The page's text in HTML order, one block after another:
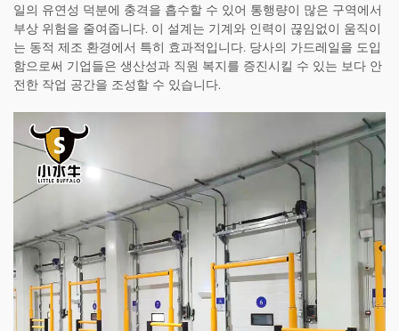
일의 유연성 덕분에 충격을 흡수할 수 있어 통행량이 많은 구역에서
부상 위험을 줄여줍니다. 이 설계는 기계와 인력이 끊임없이 움직이
는 동적 제조 환경에서 특히 효과적입니다. 당사의 가드레일을 도입
함으로써 기업들은 생산성과 직원 복지를 증진시킬 수 있는 보다 안
전한 작업 공간을 조성할 수 있습니다.